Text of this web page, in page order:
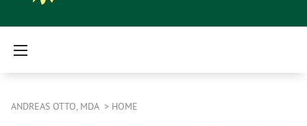
ANDREAS OTTO, MDA HOME